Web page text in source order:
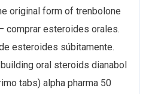
original form of trenbolone
comprar esteroides orales.
esteroides súbitamente.
oral steroids dianabol
tabs) alpha pharma 50